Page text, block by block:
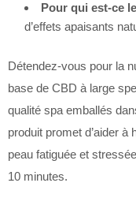
Pour qui est-ce
d’effets apaisants
Détendez-vous pour la
base de CBD à large
qualité spa emballés
produit promet d’aider à
peau fatiguée et
10 minutes.